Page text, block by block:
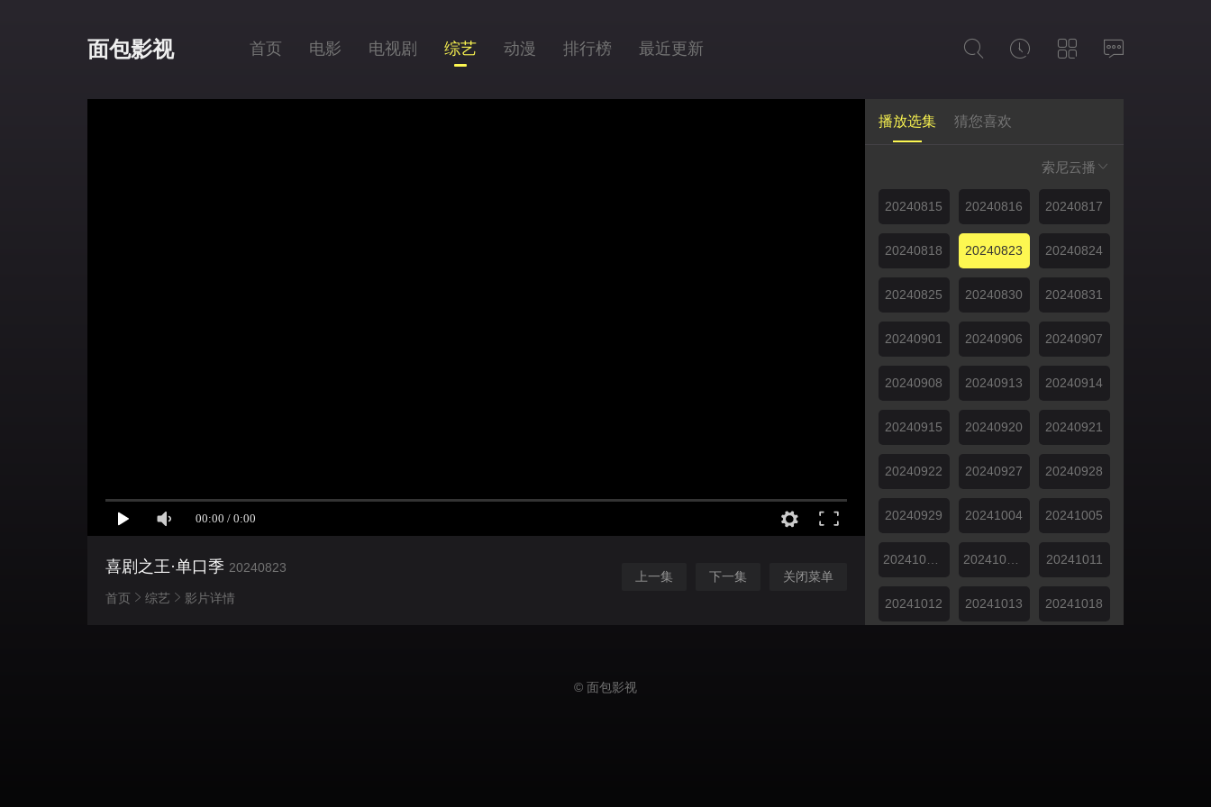
面包影视 首页 电影 电视剧 综艺 动漫 排行榜 最近更新
上一集 下一集 关闭菜单
喜剧之王·单口季 20240823
首页 综艺 影片详情
播放选集 猜您喜欢
索尼云播
20240815 20240816 20240817
20240818 20240823 20240824
20240825 20240830 20240831
20240901 20240906 20240907
20240908 20240913 20240914
20240915 20240920 20240921
20240922 20240927 20240928
20240929 20241004 20241005
20241011
20241012 20241013 20241018
© 面包影视